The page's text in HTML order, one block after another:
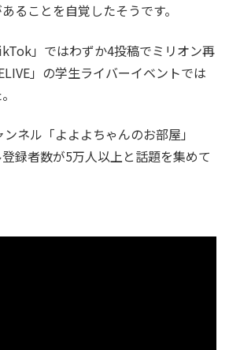
ることを自覚したそうです。
」ではわずか4投稿でミリオン再
」の学生ライバーイベントでは
ネル「よよよちゃんのお部屋」
録者数が5万人以上と話題を集めて